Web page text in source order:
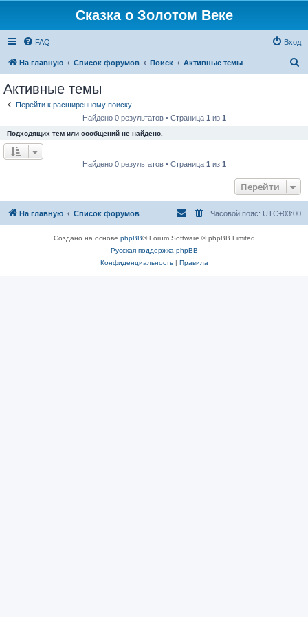
Сказка о Золотом Веке
FAQ Вход
На главную Список форумов Поиск Активные темы
Активные темы
Перейти к расширенному поиску
Найдено 0 результатов • Страница 1 из 1
Подходящих тем или сообщений не найдено.
Найдено 0 результатов • Страница 1 из 1
Перейти
На главную Список форумов Часовой пояс: UTC+03:00
Создано на основе phpBB® Forum Software © phpBB Limited
Русская поддержка phpBB
Конфиденциальность| Правила